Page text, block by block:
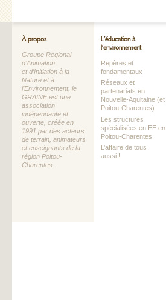
À propos
Groupe Régional
d’Animation
et d’Initiation à la
Nature et à
l’Environnement, le
GRAINE est une
association
indépendante et
ouverte, créée en
1991 par des acteurs
de terrain, animateurs
et enseignants de la
région Poitou-
Charentes.
L’éducation à
l’environnement
Repères et
fondamentaux
Réseaux et
partenariats en
Nouvelle-Aquitaine (et
Poitou-Charentes)
Les structures
spécialisées en EE en
Poitou-Charentes
L’affaire de tous
aussi !